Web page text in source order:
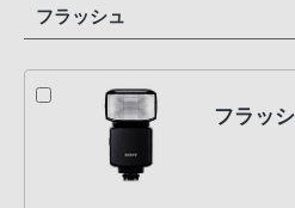
フラッシュ
フラッ